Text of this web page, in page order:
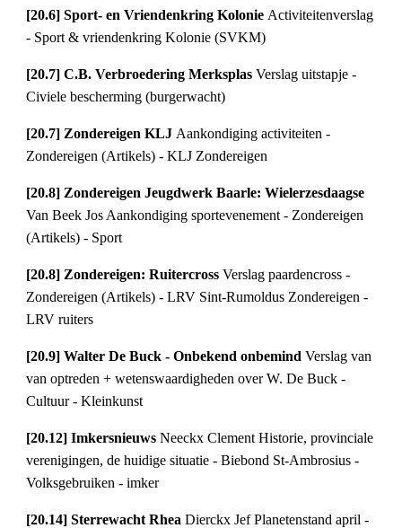
[20.6] Sport- en Vriendenkring Kolonie Activiteitenverslag
- Sport & vriendenkring Kolonie (SVKM)
[20.7] C.B. Verbroedering Merksplas Verslag uitstapje -
Civiele bescherming (burgerwacht)
[20.7] Zondereigen KLJ Aankondiging activiteiten -
Zondereigen (Artikels) - KLJ Zondereigen
Van Beek Jos Aankondiging sportevenement - Zondereigen
(Artikels) - Sport
[20.8] Zondereigen: Ruitercross Verslag paardencross -
Zondereigen (Artikels) - LRV Sint-Rumoldus Zondereigen -
LRV ruiters
[20.9] Walter De Buck - Onbekend onbemind Verslag van
van optreden + wetenswaardigheden over W. De Buck -
Cultuur - Kleinkunst
[20.12] Imkersnieuws Neeckx Clement Historie, provinciale
verenigingen, de huidige situatie - Biebond St-Ambrosius -
Volksgebruiken - imker
[20.14] Sterrewacht Rhea Dierckx Jef Planetenstand april -